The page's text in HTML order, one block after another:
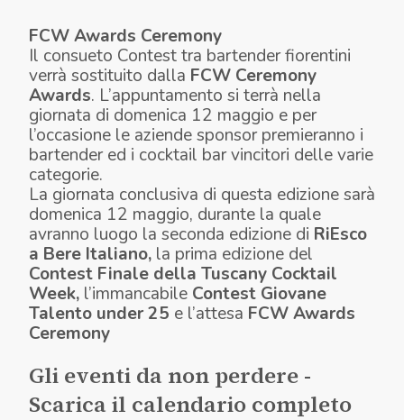
FCW Awards Ceremony
Il consueto Contest tra bartender fiorentini
verrà sostituito dalla FCW Ceremony
Awards. L’appuntamento si terrà nella
giornata di domenica 12 maggio e per
l’occasione le aziende sponsor premieranno i
bartender ed i cocktail bar vincitori delle varie
categorie.
La giornata conclusiva di questa edizione sarà
domenica 12 maggio, durante la quale
avranno luogo la seconda edizione di RiEsco
a Bere Italiano, la prima edizione del
Contest Finale della Tuscany Cocktail
Week, l’immancabile Contest Giovane
Talento under 25 e l’attesa FCW Awards
Ceremony
Gli eventi da non perdere -
Scarica il calendario completo